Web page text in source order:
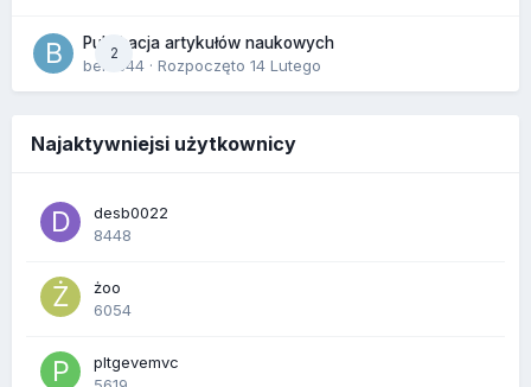
2
Publikacja artykułów naukowych
berus44 · Rozpoczęto 14 Lutego
Najaktywniejsi użytkownicy
desb0022
8448
żoo
6054
pltgevemvc